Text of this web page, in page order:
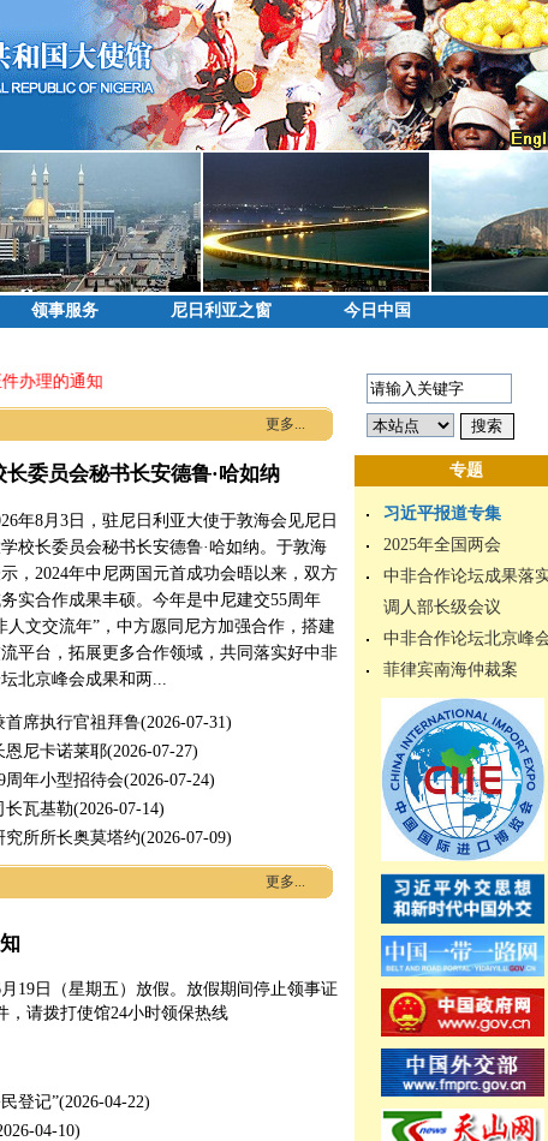
领事服务 尼日利亚之窗 今日中国
办理的通知
更多...
委员会秘书长安德鲁·哈如纳
年8月3日，驻尼日利亚大使于敦海会见尼日
校长委员会秘书长安德鲁·哈如纳。于敦海
，2024年中尼两国元首成功会晤以来，双方
实合作成果丰硕。今年是中尼建交55周年
人文交流年”，中方愿同尼方加强合作，搭建
平台，拓展更多合作领域，共同落实好中非
北京峰会成果和两...
席执行官祖拜鲁(2026-07-31)
恩尼卡诺莱耶(2026-07-27)
周年小型招待会(2026-07-24)
长瓦基勒(2026-07-14)
所所长奥莫塔约(2026-07-09)
更多...
19日（星期五）放假。放假期间停止领事证
，请拨打使馆24小时领保热线
登记”(2026-04-22)
04-10)
专题
习近平报道专集
2025年全国两会
中非合作论坛成果落
调人部长级会议
中非合作论坛北京峰
菲律宾南海仲裁案